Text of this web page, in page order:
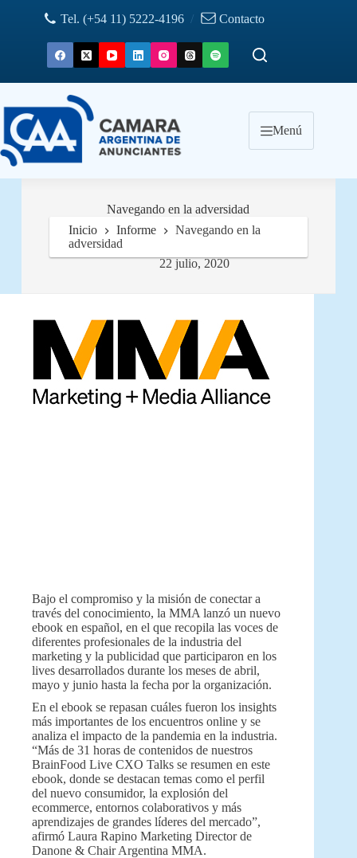
Tel. (+54 11) 5222-4196 / Contacto
Menú
Navegando en la adversidad
22 julio, 2020
Inicio Informe
Navegando en la
adversidad
Bajo el compromiso y la misión de conectar a
través del conocimiento, la MMA lanzó un nuevo
ebook en español, en el que recopila las voces de
diferentes profesionales de la industria del
marketing y la publicidad que participaron en los
lives desarrollados durante los meses de abril,
mayo y junio hasta la fecha por la organización.
En el ebook se repasan cuáles fueron los insights
más importantes de los encuentros online y se
analiza el impacto de la pandemia en la industria.
“Más de 31 horas de contenidos de nuestros
BrainFood Live CXO Talks se resumen en este
ebook, donde se destacan temas como el perfil
del nuevo consumidor, la explosión del
ecommerce, entornos colaborativos y más
aprendizajes de grandes líderes del mercado”,
afirmó Laura Rapino Marketing Director de
Danone & Chair Argentina MMA.